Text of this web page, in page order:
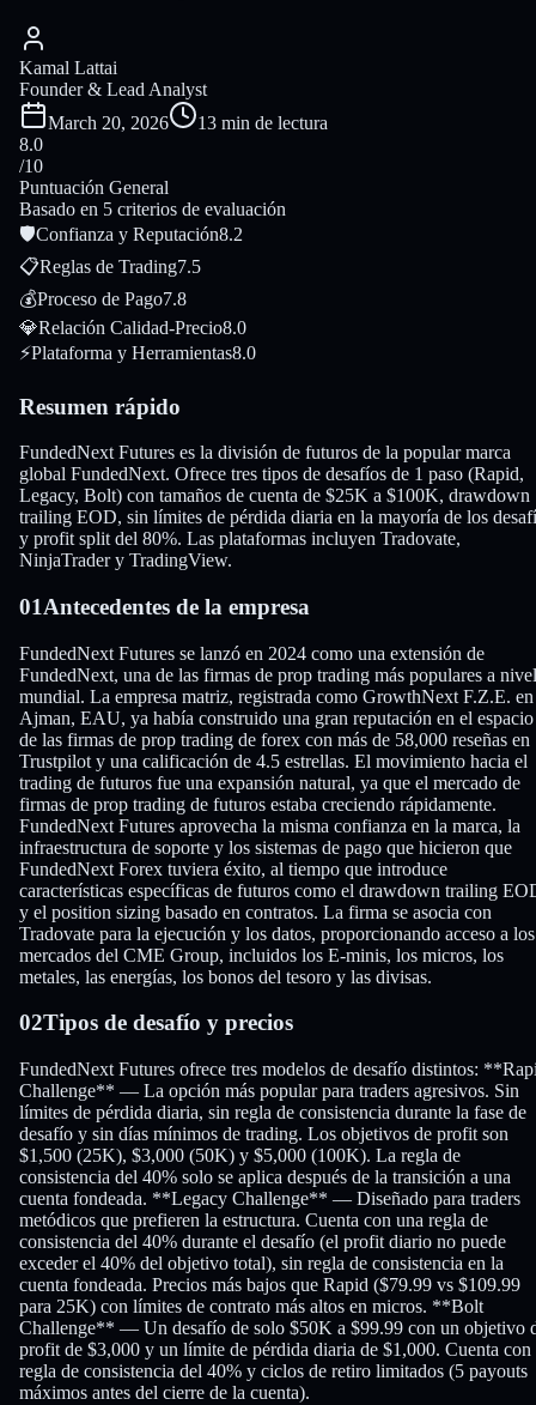
Kamal Lattai
Founder & Lead Analyst
March 20, 2026
13 min de lectura
8.0
/10
Puntuación General
Basado en 5 criterios de evaluación
🛡Confianza y Reputación8.2
📋Reglas de Trading7.5
💰Proceso de Pago7.8
💎Relación Calidad-Precio8.0
⚡Plataforma y Herramientas8.0
Resumen rápido
FundedNext Futures es la división de futuros de la popular marca
global FundedNext. Ofrece tres tipos de desafíos de 1 paso (Rapid,
Legacy, Bolt) con tamaños de cuenta de $25K a $100K, drawdown
trailing EOD, sin límites de pérdida diaria en la mayoría de los
y profit split del 80%. Las plataformas incluyen Tradovate,
NinjaTrader y TradingView.
01Antecedentes de la empresa
FundedNext Futures se lanzó en 2024 como una extensión de
FundedNext, una de las firmas de prop trading más populares a nivel
mundial. La empresa matriz, registrada como GrowthNext F.Z.E. en
Ajman, EAU, ya había construido una gran reputación en el espacio
de las firmas de prop trading de forex con más de 58,000 reseñas en
Trustpilot y una calificación de 4.5 estrellas. El movimiento hacia el
trading de futuros fue una expansión natural, ya que el mercado de
firmas de prop trading de futuros estaba creciendo rápidamente.
FundedNext Futures aprovecha la misma confianza en la marca, la
infraestructura de soporte y los sistemas de pago que hicieron que
FundedNext Forex tuviera éxito, al tiempo que introduce
características específicas de futuros como el drawdown trailing
y el position sizing basado en contratos. La firma se asocia con
Tradovate para la ejecución y los datos, proporcionando acceso a los
mercados del CME Group, incluidos los E-minis, los micros, los
metales, las energías, los bonos del tesoro y las divisas.
02Tipos de desafío y precios
FundedNext Futures ofrece tres modelos de desafío distintos:
Challenge** — La opción más popular para traders agresivos. Sin
límites de pérdida diaria, sin regla de consistencia durante la fase de
desafío y sin días mínimos de trading. Los objetivos de profit son
$1,500 (25K), $3,000 (50K) y $5,000 (100K). La regla de
consistencia del 40% solo se aplica después de la transición a una
cuenta fondeada. **Legacy Challenge** — Diseñado para traders
metódicos que prefieren la estructura. Cuenta con una regla de
consistencia del 40% durante el desafío (el profit diario no puede
exceder el 40% del objetivo total), sin regla de consistencia en la
cuenta fondeada. Precios más bajos que Rapid ($79.99 vs $109.99
para 25K) con límites de contrato más altos en micros. **Bolt
Challenge** — Un desafío de solo $50K a $99.99 con un objetivo
profit de $3,000 y un límite de pérdida diaria de $1,000. Cuenta con
regla de consistencia del 40% y ciclos de retiro limitados (5 payouts
máximos antes del cierre de la cuenta).